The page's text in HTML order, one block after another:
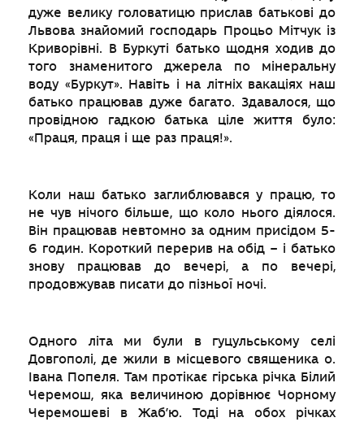
дуже велику головатицю прислав батькові до
Львова знайомий господарь Процьо Мітчук із
Криворівні. В Буркуті батько щодня ходив до
того знаменитого джерела по мінеральну
воду «Буркут». Навіть і на літніх вакаціях наш
батько працював дуже багато. Здавалося, що
провідною гадкою батька ціле життя було:
«Праця, праця і ще раз праця!».
Коли наш батько заглиблювався у працю, то
не чув нічого більше, що коло нього діялося.
Він працював невтомно за одним присідом 5-
6 годин. Короткий перерив на обід – і батько
знову працював до вечері, а по вечері,
продовжував писати до пізньої ночі.
Одного літа ми були в гуцульському селі
Довгополі, де жили в місцевого священика о.
Івана Попеля. Там протікає гірська річка Білий
Черемош, яка величиною дорівнює Чорному
Черемошеві в Жаб’ю. Тоді на обох річках